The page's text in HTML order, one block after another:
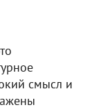
смысл и